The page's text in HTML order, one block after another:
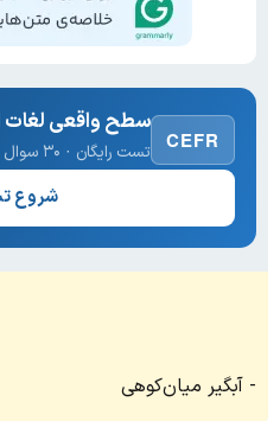
CEFR
سطح واقعی لغات
تست رایگان · ۳۰ سوال · نتیجه فوری
شروع
آبگیر میان‌کوهی